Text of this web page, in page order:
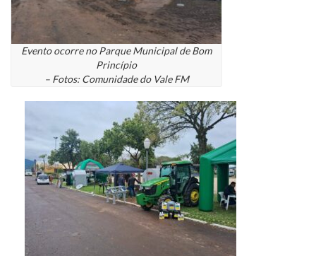
Evento ocorre no Parque Municipal de Bom
Princípio
– Fotos: Comunidade do Vale FM